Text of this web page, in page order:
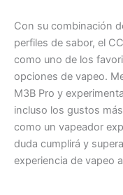
Con su combinación
perfiles de sabor, el
como uno de los
opciones de vapeo.
M3B Pro y
incluso los gustos
como un vapeador
duda cumplirá y
experiencia de vapeo